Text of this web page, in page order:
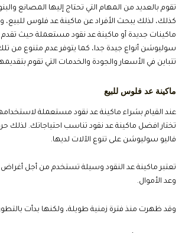
تقوم بالعديد من المهام التي تحتاج إليها المصانع
كذلك، لذلك يبحث الأفراد عن ماكينة عد فلوس للبيع،
ماكينات جديدة أو ماكينة عد نقود مستعملة حيث
سوليوشن أنواع جيدة جدا، كما يتوفر عدم متنوع من تلك
تتباين في الأسعار والجودة والخدمات التي تقوم
ماكينة عد فلوس للبيع
عند القيام بشراء ماكينة عد نقود مستعملة
تختار افضل ماكينة عد نقود تناسب احتياجاتك.
فاليو سوليوشن على تنوع الآلات لديها.
تعتبر ماكينة عد النقود وسيلة تستخدم من أجل
وعد الأموال.
وقد ظهرت منذ فترة زمنية طويلة، ولكنها بدأت